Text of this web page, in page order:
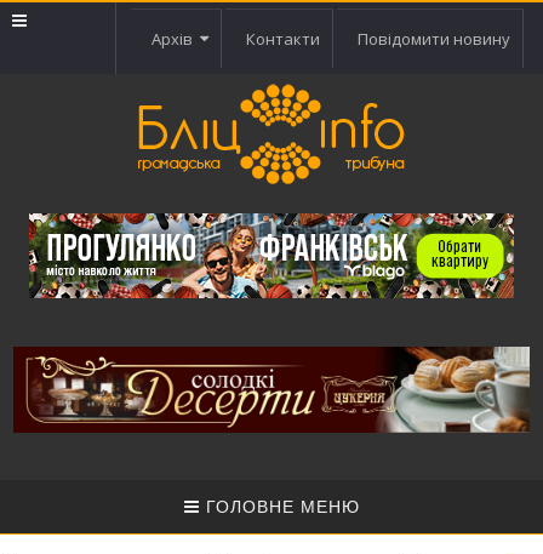
Архів Контакти Повідомити новину
ГОЛОВНЕ МЕНЮ